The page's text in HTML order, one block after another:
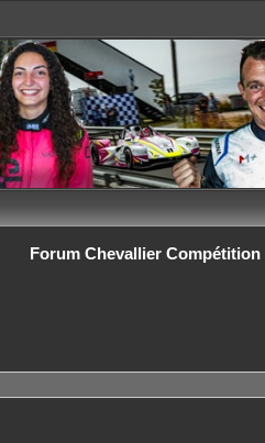
Forum Chevallier Compétition